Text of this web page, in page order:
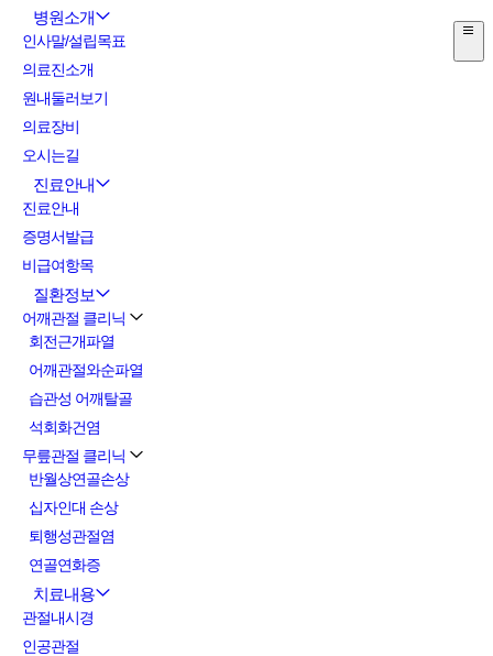
병원소개
인사말/설립목표
의료진소개
원내둘러보기
의료장비
오시는길
진료안내
진료안내
증명서발급
비급여항목
질환정보
어깨관절 클리닉
회전근개파열
어깨관절와순파열
습관성 어깨탈골
석회화건염
무릎관절 클리닉
반월상연골손상
십자인대 손상
퇴행성관절염
연골연화증
치료내용
관절내시경
인공관절